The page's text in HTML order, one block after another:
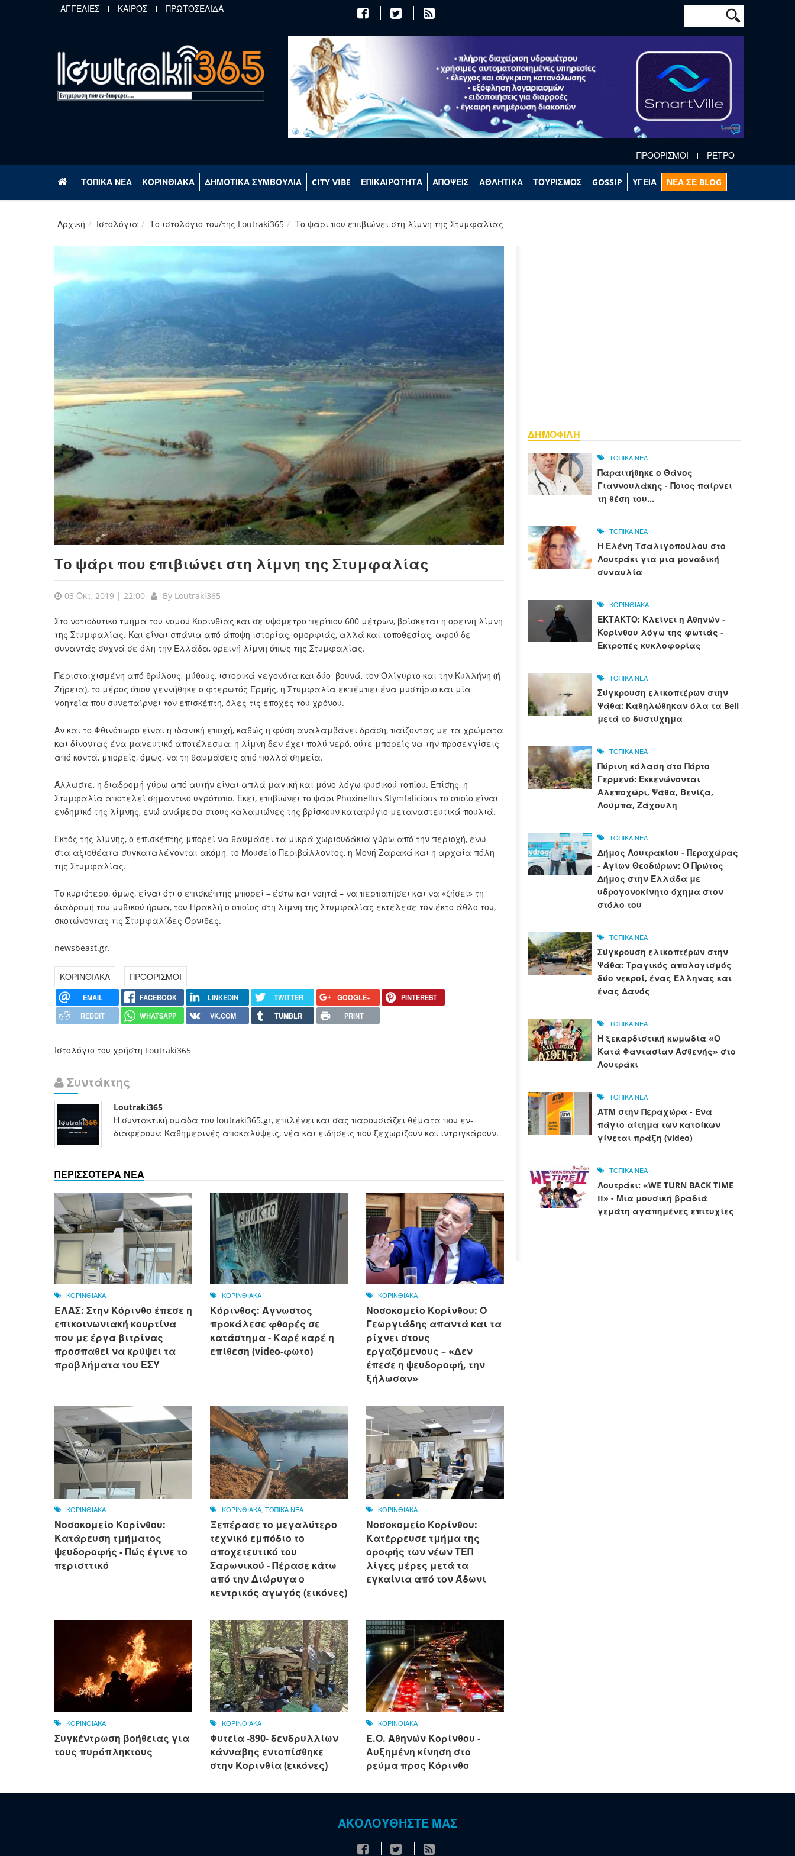
Παράκαμψη προς το κυρίως περιεχόμενο
ΑΓΓΕΛΙΕΣ ΚΑΙΡΟΣ ΠΡΩΤΟΣΕΛΙΔΑ Φόρμα
Αναζήτηση
ΠΡΟΟΡΙΣΜΟΙ ΡΕΤΡΟ
ΤΟΠΙΚΑ ΝΕΑ ΚΟΡΙΝΘΙΑΚΑ ΔΗΜΟΤΙΚΑ ΣΥΜΒΟΥΛΙΑ CITY VIBE ΕΠΙΚΑΙΡΟΤΗΤΑ ΑΠΟΨΕΙΣ ΑΘΛΗΤΙΚΑ ΤΟΥΡΙΣΜΟΣ GOSSIP ΥΓΕΙΑ ΝΕΑ ΣΕ BLOG
Αρχική Ιστολόγια Το ιστολόγιο του/της Loutraki365 Το ψάρι που επιβιώνει στη λίμνη της Στυμφαλίας
Το ψάρι που επιβιώνει στη λίμνη της Στυμφαλίας
03 Οκτ, 2019 | 22:00 By Loutraki365
Στο νοτιοδυτικό τμήμα του νομού Κορινθίας και σε υψόμετρο περίπου 600 μέτρων, βρίσκεται η ορεινή λίμνη
της Στυμφαλίας. Και είναι σπάνια από άποψη ιστορίας, ομορφιάς, αλλά και τοποθεσίας, αφού δε
συναντάς συχνά σε όλη την Ελλάδα, ορεινή λίμνη όπως της Στυμφαλίας.
Περιστοιχισμένη από θρύλους, μύθους, ιστορικά γεγονότα και δύο βουνά, τον Ολίγυρτο και την Κυλλήνη (ή
Ζήρεια), το μέρος όπου γεννήθηκε ο φτερωτός Ερμής, η Στυμφαλία εκπέμπει ένα μυστήριο και μία
γοητεία που συνεπαίρνει τον επισκέπτη, όλες τις εποχές του χρόνου.
Αν και το Φθινόπωρο είναι η ιδανική εποχή, καθώς η φύση αναλαμβάνει δράση, παίζοντας με τα χρώματα
και δίνοντας ένα μαγευτικό αποτέλεσμα, η λίμνη δεν έχει πολύ νερό, ούτε μπορείς να την προσεγγίσεις
από κοντά, μπορείς, όμως, να τη θαυμάσεις από πολλά σημεία.
Άλλωστε, η διαδρομή γύρω από αυτήν είναι απλά μαγική και μόνο λόγω φυσικού τοπίου. Επίσης, η
Στυμφαλία αποτελεί σημαντικό υγρότοπο. Εκεί, επιβιώνει το ψάρι Phoxinellus Stymfalicious το οποίο είναι
ενδημικό της λίμνης, ενώ ανάμεσα στους καλαμιώνες της βρίσκουν καταφύγιο μεταναστευτικά πουλιά.
Εκτός της λίμνης, ο επισκέπτης μπορεί να θαυμάσει τα μικρά χωριουδάκια γύρω από την περιοχή, ενώ
στα αξιοθέατα συγκαταλέγονται ακόμη, το Μουσείο Περιβάλλοντος, η Μονή Ζαρακά και η αρχαία πόλη
της Στυμφαλίας.
Το κυριότερο, όμως, είναι ότι ο επισκέπτης μπορεί – έστω και νοητά – να περπατήσει και να «ζήσει» τη
διαδρομή του μυθικού ήρωα, του Ηρακλή ο οποίος στη λίμνη της Στυμφαλίας εκτέλεσε τον έκτο άθλο του,
σκοτώνοντας τις Στυμφαλίδες Όρνιθες.
newsbeast.gr.
ΚΟΡΙΝΘΙΑΚΑ ΠΡΟΟΡΙΣΜΟΙ
EMAIL FACEBOOK LINKEDIN TWITTER GOOGLE+
PINTEREST
REDDIT
WHATSAPP VK.COM TUMBLR PRINT
Ιστολόγιο του χρήστη Loutraki365
Συντάκτης
Loutraki365
Η συντακτική ομάδα του loutraki365.gr, επιλέγει και σας παρουσιάζει θέματα που εν-
διαφέρουν: Καθημερινές αποκαλύψεις, νέα και ειδήσεις που ξεχωρίζουν και ιντριγκάρουν.
ΠΕΡΙΣΣΟΤΕΡΑ ΝΕΑ
ΚΟΡΙΝΘΙΑΚΑ
ΕΛΑΣ: Στην Κόρινθο έπεσε η
επικοινωνιακή κουρτίνα
που με έργα βιτρίνας
προσπαθεί να κρύψει τα
προβλήματα του ΕΣΥ
ΚΟΡΙΝΘΙΑΚΑ
Κόρινθος: Άγνωστος
προκάλεσε φθορές σε
κατάστημα - Καρέ καρέ η
επίθεση (video-φωτο)
ΚΟΡΙΝΘΙΑΚΑ
Νοσοκομείο Κορίνθου: Ο
Γεωργιάδης απαντά και τα
ρίχνει στους
εργαζόμενους – «Δεν
έπεσε η ψευδοροφή, την
ξήλωσαν»
ΚΟΡΙΝΘΙΑΚΑ
Νοσοκομείο Κορίνθου:
Κατάρευση τμήματος
ψευδοροφής - Πώς έγινε το
περισττικό
ΚΟΡΙΝΘΙΑΚΑ ,ΤΟΠΙΚΑ ΝΕΑ
Ξεπέρασε το μεγαλύτερο
τεχνικό εμπόδιο το
αποχετευτικό του
Σαρωνικού - Πέρασε κάτω
από την Διώρυγα ο
κεντρικός αγωγός (εικόνες)
ΚΟΡΙΝΘΙΑΚΑ
Νοσοκομείο Κορίνθου:
Κατέρρευσε τμήμα της
οροφής των νέων ΤΕΠ
λίγες μέρες μετά τα
εγκαίνια από τον Άδωνι
ΚΟΡΙΝΘΙΑΚΑ
Συγκέντρωση βοήθειας για
τους πυρόπληκτους
ΚΟΡΙΝΘΙΑΚΑ
Φυτεία -890- δενδρυλλίων
κάνναβης εντοπίσθηκε
στην Κορινθία (εικόνες)
ΚΟΡΙΝΘΙΑΚΑ
Ε.Ο. Αθηνών Κορίνθου -
Αυξημένη κίνηση στο
ρεύμα προς Κόρινθο
ΔΗΜΟΦΙΛΗ
ΤΟΠΙΚΑ ΝΕΑ
Παραιτήθηκε ο Θάνος
Γιαννουλάκης - Ποιος παίρνει
τη θέση του...
ΤΟΠΙΚΑ ΝΕΑ
Η Ελένη Τσαλιγοπούλου στο
Λουτράκι για μια μοναδική
συναυλία
ΚΟΡΙΝΘΙΑΚΑ
ΕΚΤΑΚΤΟ: Κλείνει η Αθηνών -
Κορίνθου λόγω της φωτιάς -
Εκτροπές κυκλοφορίας
ΤΟΠΙΚΑ ΝΕΑ
Σύγκρουση ελικοπτέρων στην
Ψάθα: Καθηλώθηκαν όλα τα Bell
μετά το δυστύχημα
ΤΟΠΙΚΑ ΝΕΑ
Πύρινη κόλαση στο Πόρτο
Γερμενό: Εκκενώνονται
Αλεποχώρι, Ψάθα, Βενίζα,
Λούμπα, Ζάχουλη
ΤΟΠΙΚΑ ΝΕΑ
Δήμος Λουτρακίου - Περαχώρας
- Αγίων Θεοδώρων: Ο Πρώτος
Δήμος στην Ελλάδα με
υδρογονοκίνητο όχημα στον
στόλο του
ΤΟΠΙΚΑ ΝΕΑ
Σύγκρουση ελικοπτέρων στην
Ψάθα: Τραγικός απολογισμός
δύο νεκροί, ένας Έλληνας και
ένας Δανός
ΤΟΠΙΚΑ ΝΕΑ
Η ξεκαρδιστική κωμωδία «Ο
Κατά Φαντασίαν Ασθενής» στο
Λουτράκι
ΤΟΠΙΚΑ ΝΕΑ
ΑΤΜ στην Περαχώρα - Ένα
πάγιο αίτημα των κατοίκων
γίνεται πράξη (video)
ΤΟΠΙΚΑ ΝΕΑ
Λουτράκι: «WE TURN BACK TIME
II» - Μια μουσική βραδιά
γεμάτη αγαπημένες επιτυχίες
ΑΚΟΛΟΥΘΗΣΤΕ ΜΑΣ